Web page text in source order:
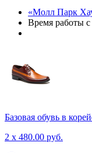
«Молл Парк
Время работы
Базовая обувь в
2 x 480.00 руб.